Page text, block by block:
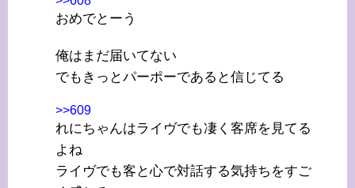
おめでとーう
俺はまだ届いてない
でもきっとパーポーであると信じてる
>>609
れにちゃんはライヴでも凄く客席を見てる
よね
ライヴでも客と心で対話する気持ちをすご